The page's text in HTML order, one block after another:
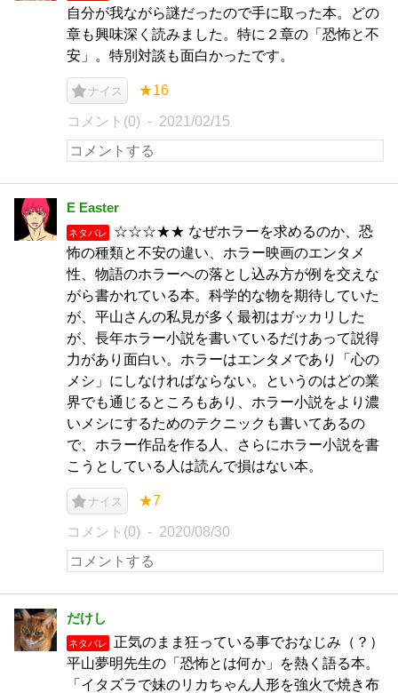
自分が我ながら謎だったので手に取った本。どの
章も興味深く読みました。特に２章の「恐怖と不
安」。特別対談も面白かったです。
ナイス ★16
コメント(0) 2021/02/15
E Easter
ネタバレ
☆☆☆★★ なぜホラーを求めるのか、恐
怖の種類と不安の違い、ホラー映画のエンタメ
性、物語のホラーへの落とし込み方が例を交えな
がら書かれている本。科学的な物を期待していた
が、平山さんの私見が多く最初はガッカリした
が、長年ホラー小説を書いているだけあって説得
力があり面白い。ホラーはエンタメであり「心の
メシ」にしなければならない。というのはどの業
界でも通じるところもあり、ホラー小説をより濃
いメシにするためのテクニックも書いてあるの
で、ホラー作品を作る人、さらにホラー小説を書
こうとしている人は読んで損はない本。
ナイス ★7
コメント(0) 2020/08/30
だけし
ネタバレ
正気のまま狂っている事でおなじみ（？）
平山夢明先生の「恐怖とは何か」を熱く語る本。
「イタズラで妹のリカちゃん人形を強火で焼き布